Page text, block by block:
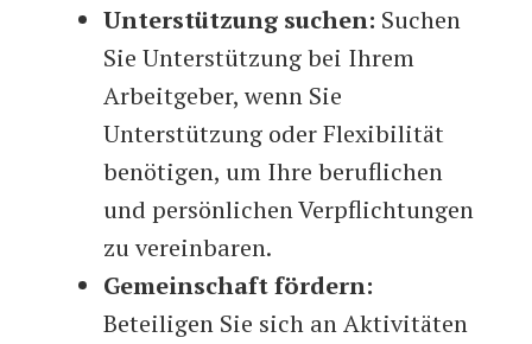
Unterstützung suchen: Suchen
Sie Unterstützung bei Ihrem
Arbeitgeber, wenn Sie
Unterstützung oder Flexibilität
benötigen, um Ihre beruflichen
und persönlichen Verpflichtungen
zu vereinbaren.
Gemeinschaft fördern:
Beteiligen Sie sich an Aktivitäten